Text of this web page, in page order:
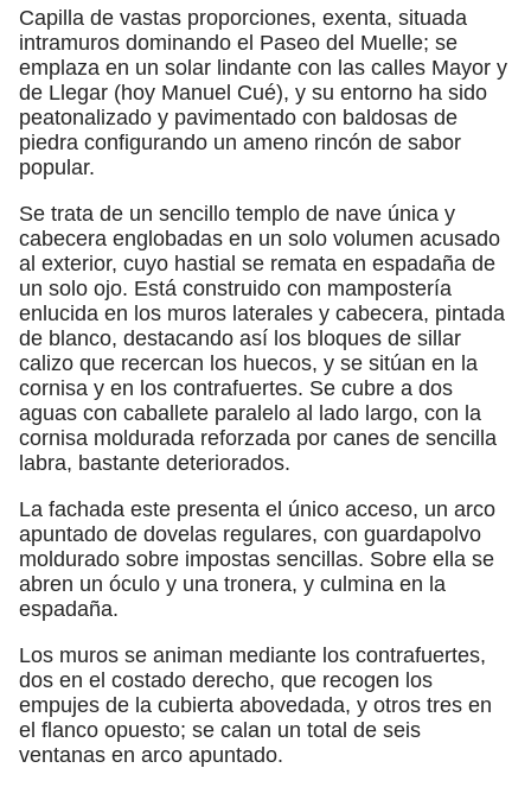
Capilla de vastas proporciones, exenta, situada
intramuros dominando el Paseo del Muelle; se
emplaza en un solar lindante con las calles Mayor y
de Llegar (hoy Manuel Cué), y su entorno ha sido
peatonalizado y pavimentado con baldosas de
piedra configurando un ameno rincón de sabor
popular.
Se trata de un sencillo templo de nave única y
cabecera englobadas en un solo volumen acusado
al exterior, cuyo hastial se remata en espadaña de
un solo ojo. Está construido con mampostería
enlucida en los muros laterales y cabecera, pintada
de blanco, destacando así los bloques de sillar
calizo que recercan los huecos, y se sitúan en la
cornisa y en los contrafuertes. Se cubre a dos
aguas con caballete paralelo al lado largo, con la
cornisa moldurada reforzada por canes de sencilla
labra, bastante deteriorados.
La fachada este presenta el único acceso, un arco
apuntado de dovelas regulares, con guardapolvo
moldurado sobre impostas sencillas. Sobre ella se
abren un óculo y una tronera, y culmina en la
espadaña.
Los muros se animan mediante los contrafuertes,
dos en el costado derecho, que recogen los
empujes de la cubierta abovedada, y otros tres en
el flanco opuesto; se calan un total de seis
ventanas en arco apuntado.